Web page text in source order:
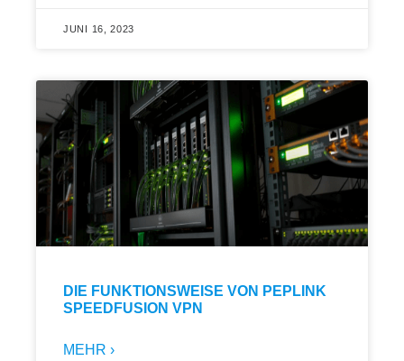
JUNI 16, 2023
DIE FUNKTIONSWEISE VON PEPLINK
SPEEDFUSION VPN
MEHR ›